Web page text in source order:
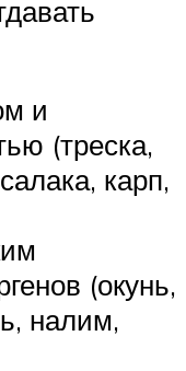
и
(треска,
карп,
(окунь,
налим,